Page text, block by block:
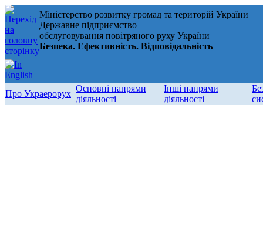
Міністерство розвитку громад та територій України
Державне підприємство
обслуговування повітряного руху України
Безпека. Ефективність. Відповідальність
Про Украерорух
Основні напрями
діяльності
Інші напрями
діяльності